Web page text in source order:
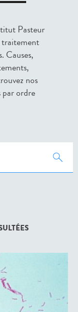
Pasteur
traitement
Causes,
nos
par ordre